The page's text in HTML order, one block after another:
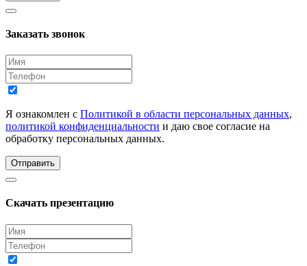
Заказать звонок
Я ознакомлен с Политикой в области персональных данных,
политикой конфиденциальности и даю свое согласие на
обработку персональных данных.
Отправить
Скачать презентацию